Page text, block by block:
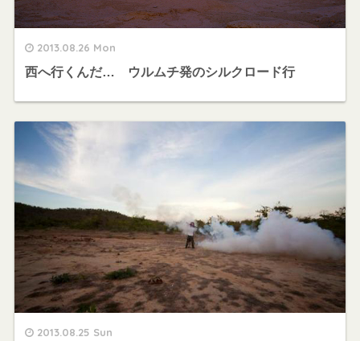
2013.08.26 Mon
西へ行くんだ… ウルムチ発のシルクロード行
2013.08.25 Sun